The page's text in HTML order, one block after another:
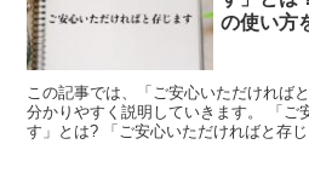
の使い方
この記事では、「ご安心いただければ
分かりやすく説明していきます。 「ご
す」とは? 「ご安心いただければと存